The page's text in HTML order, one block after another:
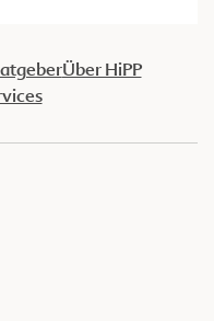
Über HiPP